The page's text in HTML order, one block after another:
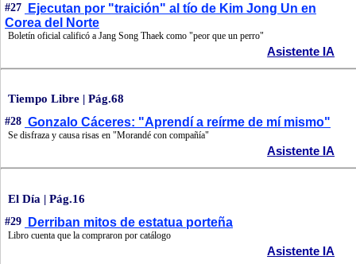
#27
Ejecutan por "traición" al tío de Kim Jong Un en
Corea del Norte
Boletín oficial calificó a Jang Song Thaek como "peor que un perro"
Asistente IA
Tiempo Libre | Pág.68
#28 Gonzalo Cáceres: "Aprendí a reírme de mí mismo"
Se disfraza y causa risas en "Morandé con compañía"
Asistente IA
El Día | Pág.16
#29 Derriban mitos de estatua porteña
Libro cuenta que la compraron por catálogo
Asistente IA